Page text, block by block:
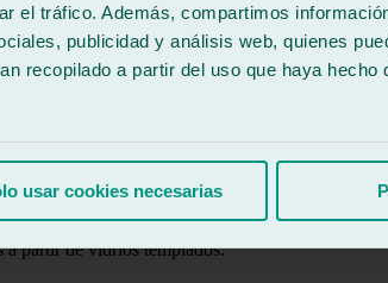
el tráfico. Además, compartimos
publicidad y análisis web, quienes
recopilado a partir del uso que haya hecho
usar cookies necesarias
en caso de necesidad hace que gane todavía
que ocurriese, no se rompería en mil
como su aguante frente a la radiación
ser aislante acústico.
son los laterales de un
,
caso de producirse un accidente, resultaría
a partir de vidrios templados.